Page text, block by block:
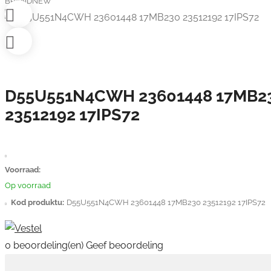
D55U551N4CWH 23601448
23512192 17IPS72
Voorraad:
Op voorraad
Kod produktu: D55U551N4CWH 23601448 17MB230 23512192 17IPS72
0 beoordeling(en) Geef beoordeling